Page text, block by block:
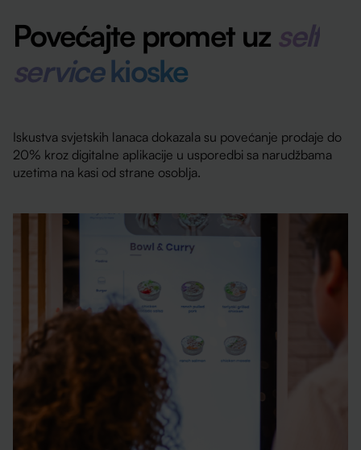
Povećajte promet uz self
servicekioske
Iskustva svjetskih lanaca dokazala su povećanje prodaje do
20% kroz digitalne aplikacije u usporedbi sa narudžbama
uzetima na kasi od strane osoblja.